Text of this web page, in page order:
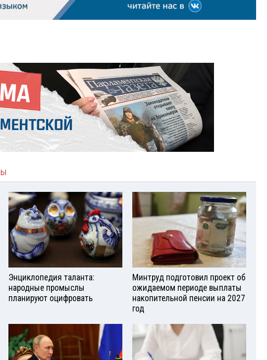
Энциклопедия таланта:
народные промыслы
планируют оцифровать
Минтруд подготовил проект об
ожидаемом периоде выплаты
накопительной пенсии на 2027
год